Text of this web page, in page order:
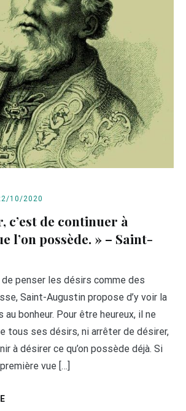
10/2020
c’est de continuer à
l’on possède. » – Saint-
penser les désirs comme des
Saint-Augustin propose d’y voir la
bonheur. Pour être heureux, il ne
tous ses désirs, ni arrêter de désirer,
à désirer ce qu’on possède déjà. Si
vue […]